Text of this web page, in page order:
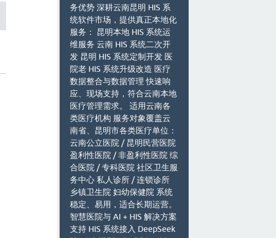
务优势 深耕云南昆明 HIS 系
统软件市场，提供真正本地化
服务： 昆明本地 HIS 系统运
维服务 云南 HIS 系统二次开
发 昆明 HIS 系统定制开发 医
院老 HIS 系统升级改造 医疗
数据整合与数据管理 快速响
应、现场支持，符合云南本地
医疗管理需求。 适用云南各
类医疗机构 服务对象覆盖云
南省、昆明市各类医疗单位：
云南公立医院 / 昆明民营医院
盈利性医院 / 非盈利性医院 综
合医院 / 专科医院 社区卫生服
务中心 私人诊所 / 连锁诊所
乡镇卫生院 妇幼保健院 系统
稳定、易用，适合长期运营。
智慧医院与 AI + HIS 解决方案
支持 HIS 系统接入 DeepSeek